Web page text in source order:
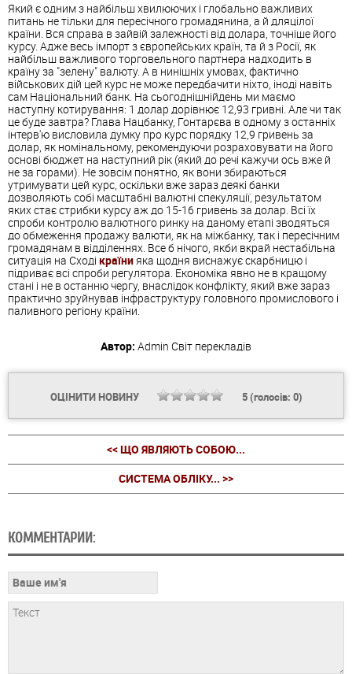
Який є одним з найбільш хвилюючих і глобально важливих
питань не тільки для пересічного громадянина, а й дляцілої
країни. Вся справа в зайвій залежності від долара, точніше його
курсу. Адже весь імпорт з європейських країн, та й з Росії, як
найбільш важливого торговельного партнера надходить в
країну за "зелену" валюту. А в нинішніх умовах, фактично
військових дій цей курс не може передбачити ніхто, іноді навіть
сам Національний банк. На сьогоднішнійдень ми маємо
наступну котирування: 1 долар дорівнює 12,93 гривні. Але чи так
це буде завтра? Глава Нацбанку, Гонтарєва в одному з останніх
інтерв'ю висловила думку про курс порядку 12,9 гривень за
долар, як номінальному, рекомендуючи розраховувати на його
основі бюджет на наступний рік (який до речі кажучи ось вже й
не за горами). Не зовсім понятно, як вони збираються
утримувати цей курс, оскільки вже зараз деякі банки
дозволяють собі масштабні валютні спекуляції, результатом
яких стає стрибки курсу аж до 15-16 гривень за долар. Всі їх
спроби контролю валютного ринку на даному етапі зводяться
до обмеження продажу валюти, як на міжбанку, так і пересічним
громадянам в відділеннях. Все б нічого, якби вкрай нестабільна
ситуація на Сході країнияка щодня виснажує скарбницю і
підриває всі спроби регулятора. Економіка явно не в кращому
стані і не в останню чергу, внаслідок конфлікту, який вже зараз
практично зруйнував інфраструктуру головного промислового і
паливного регіону країни.
Автор: Admin Світ перекладів
ОЦІНИТИ НОВИНУ 5(голосів: 0)
<< ЩО ЯВЛЯЮТЬ СОБОЮ...
CИСТЕМА ОБЛІКУ... >>
КОММЕНТАРИИ: